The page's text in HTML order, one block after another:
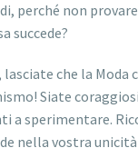
perché non
succede?
che la Moda
Siate
a sperimentare.
nella vostra